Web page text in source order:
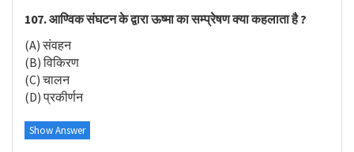
107. आण्विक संघटन के द्वारा ऊष्मा का सम्प्रेषण क्या कहलाता है ?
(A) संवहन
(B) विकिरण
(C) चालन
(D) प्रकीर्णन
Show Answer